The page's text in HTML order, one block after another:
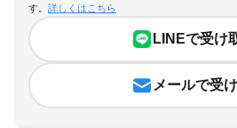
す。 詳しくはこちら
LINEで受け
メールで受